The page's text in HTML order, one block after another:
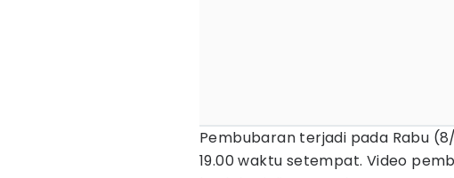
Pembubaran terjadi pada Rabu
19.00 waktu setempat. Video